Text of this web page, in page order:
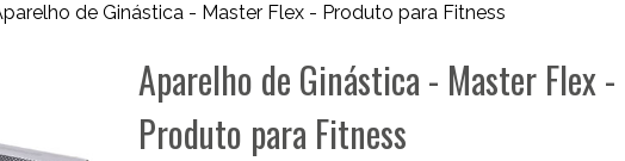
de Ginástica - Master Flex - Produto para Fitness
Aparelho de Ginástica - Master Flex -
Produto para Fitness